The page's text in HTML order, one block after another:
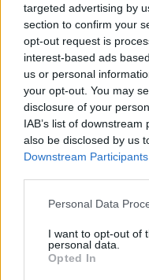
targeted advertising by
section to confirm your
opt-out request is
interest-based ads
us or personal
your opt-out. You may
disclosure of your
IAB’s list of
also be disclosed by us
Downstream Participants
Personal Data
I want to opt-out of
personal data.
Opted In
8 Αυγούστου 2026
Η νέα σειρά foldables
7 Αυγούστου 2026
ΠΣΕ: Υψηλό τριετίας
Εκτίναξη +26,3% τον
άνω των 2 GW
7 Αυγούστου 2026